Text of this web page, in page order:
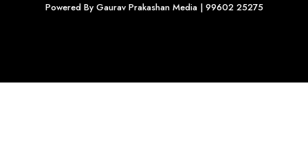
Powered By Gaurav Prakashan Media| 99602 25275